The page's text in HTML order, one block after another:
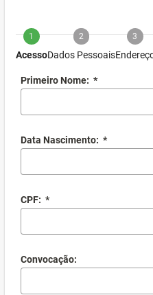
1
Acesso
2
Dados Pessoais
3
Primeiro Nome: *
Data Nascimento: *
CPF: *
Convocação: